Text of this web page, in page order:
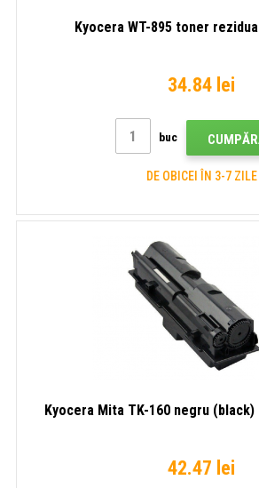
Kyocera WT-895 toner
34.84 lei
buc
DE OBICEI ÎN 3-7 ZILE
Kyocera Mita TK-160 negru
42.47 lei